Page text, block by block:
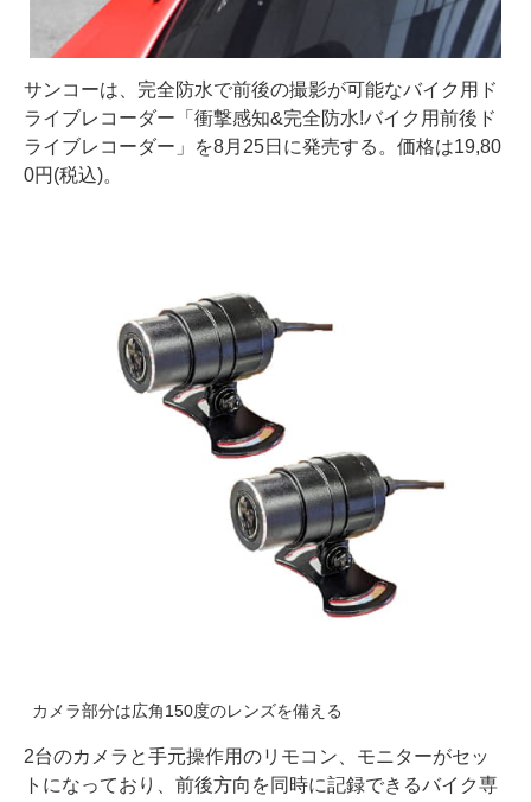
サンコーは、完全防水で前後の撮影が可能なバイク用ド
ライブレコーダー「衝撃感知&完全防水!バイク用前後ド
ライブレコーダー」を8月25日に発売する。価格は19,80
0円(税込)。
カメラ部分は広角150度のレンズを備える
2台のカメラと手元操作用のリモコン、モニターがセッ
トになっており、前後方向を同時に記録できるバイク専